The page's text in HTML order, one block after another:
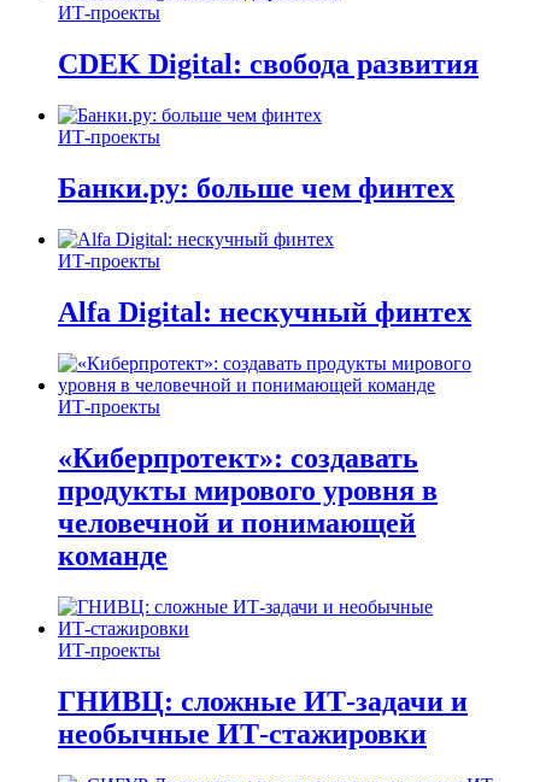
ИТ-проекты
CDEK Digital: свобода развития
ИТ-проекты
Банки.ру: больше чем финтех
ИТ-проекты
Alfa Digital: нескучный финтех
ИТ-проекты
«Киберпротект»: создавать
продукты мирового уровня в
человечной и понимающей
команде
ИТ-проекты
ГНИВЦ: сложные ИТ‑задачи и
необычные ИТ‑стажировки